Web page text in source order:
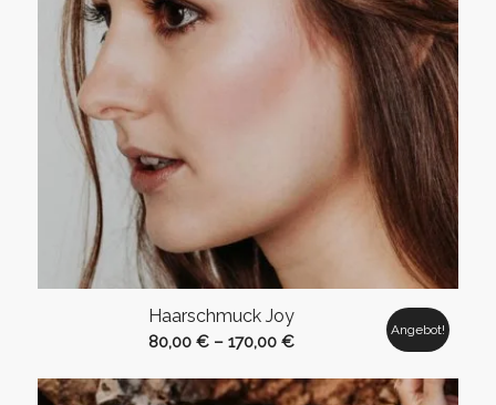
Haarschmuck Joy
80,00€ –170,00€
Angebot!